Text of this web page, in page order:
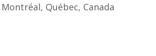
Montréal, Québec, Canada